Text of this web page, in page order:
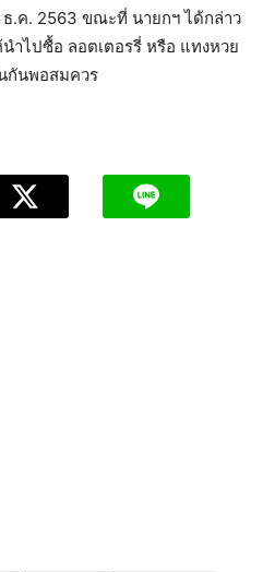
ธ.ค. 2563 ขณะที่ นายกฯ ได้กล่าว
ำไปซื้อ ลอตเตอรรี่ หรือ แทงหวย
กันพอสมควร